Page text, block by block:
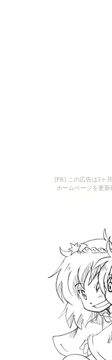
[PR] この広告は3ヶ
ホームページを更